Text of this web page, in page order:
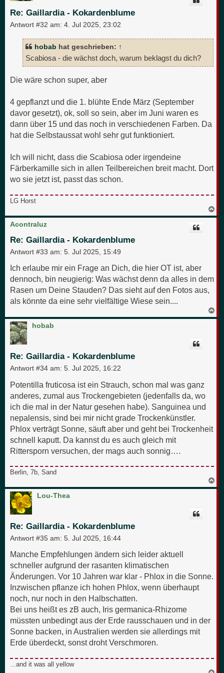
Re: Gaillardia - Kokardenblume
Antwort #32 am: 4. Jul 2025, 23:02
hobab hat geschrieben: ↑
Scabiosa - die wächst doch, warum beklagst du dich?
Die wäre schon super, aber
4 gepflanzt und die 1. blühte Ende März (September
davor gesetzt), ok, soll so sein, aber im Juni waren es
dann über 15 und das noch in verschiedenen Farben. Da
hat die Selbstaussat wohl sehr gut funktioniert.
Ich will nicht, dass die Scabiosa oder irgendeine
Färberkamille sich in allen Teilbereichen breit macht. Dort
wo sie jetzt ist, passt das schon.
LG Horst
a
Acontraluz
Re: Gaillardia - Kokardenblume
Antwort #33 am: 5. Jul 2025, 15:49
Ich erlaube mir ein Frage an Dich, die hier OT ist, aber
dennoch, bin neugierig: Was wächst denn da alles in dem
Rasen um Deine Stauden? Das sieht auf den Fotos aus,
als könnte da eine sehr vielfältige Wiese sein....
a
hobab
Re: Gaillardia - Kokardenblume
Antwort #34 am: 5. Jul 2025, 16:22
Potentilla fruticosa ist ein Strauch, schon mal was ganz
anderes, zumal aus Trockengebieten (jedenfalls da, wo
ich die mal in der Natur gesehen habe). Sanguinea und
nepalensis, sind bei mir nicht grade Trockenkünstler.
Phlox verträgt Sonne, säuft aber und geht bei Trockenheit
schnell kaputt. Da kannst du es auch gleich mit
Rittersporn versuchen, der mags auch sonnig….
Berlin, 7b, Sand
a
Lou-Thea
Re: Gaillardia - Kokardenblume
Antwort #35 am: 5. Jul 2025, 16:44
Manche Empfehlungen ändern sich leider aktuell
schneller aufgrund der rasanten klimatischen
Änderungen. Vor 10 Jahren war klar - Phlox in die Sonne.
Inzwischen pflanze ich hohen Phlox, wenn überhaupt
noch, nur noch in den Halbschatten.
Bei uns heißt es zB auch, Iris germanica-Rhizome
müssten unbedingt aus der Erde rausschauen und in der
Sonne backen, in Australien werden sie allerdings mit
Erde überdeckt, sonst droht Verschmoren.
...and it was all yellow